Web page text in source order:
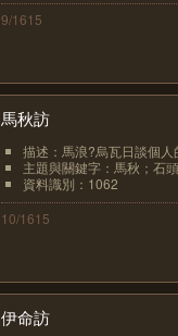
9/1615
馬秋訪
描述：馬浪?烏瓦日談個
主題與關鍵字：馬秋；石
資料識別：1062
10/1615
伊命訪